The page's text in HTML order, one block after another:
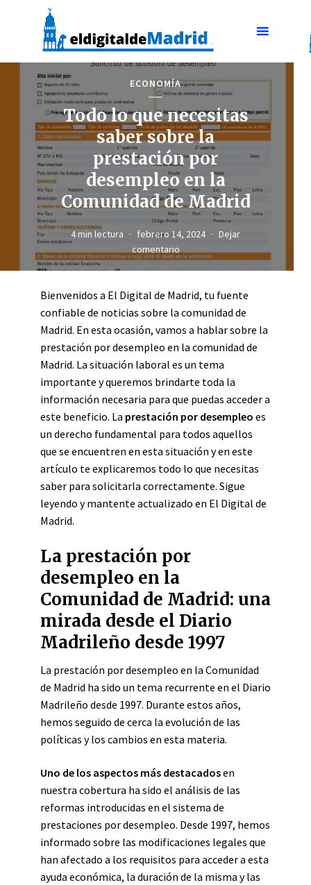
ECONOMÍA
Todo lo que necesitas
saber sobre la
prestación por
desempleo en la
Comunidad de Madrid
4 min lectura febrero 14, 2024
Dejar
comentario
Bienvenidos a El Digital de Madrid, tu fuente
confiable de noticias sobre la comunidad de
Madrid. En esta ocasión, vamos a hablar sobre la
prestación por desempleo en la comunidad de
Madrid. La situación laboral es un tema
importante y queremos brindarte toda la
información necesaria para que puedas acceder a
este beneficio. La prestación por desempleo es
un derecho fundamental para todos aquellos
que se encuentren en esta situación y en este
artículo te explicaremos todo lo que necesitas
saber para solicitarla correctamente. Sigue
leyendo y mantente actualizado en El Digital de
Madrid.
La prestación por
desempleo en la
Comunidad de Madrid: una
mirada desde el Diario
Madrileño desde 1997
La prestación por desempleo en la Comunidad
de Madrid ha sido un tema recurrente en el Diario
Madrileño desde 1997. Durante estos años,
hemos seguido de cerca la evolución de las
políticas y los cambios en esta materia.
Uno de los aspectos más destacadosen
nuestra cobertura ha sido el análisis de las
reformas introducidas en el sistema de
prestaciones por desempleo. Desde 1997, hemos
informado sobre las modificaciones legales que
han afectado a los requisitos para acceder a esta
ayuda económica, la duración de la misma y las